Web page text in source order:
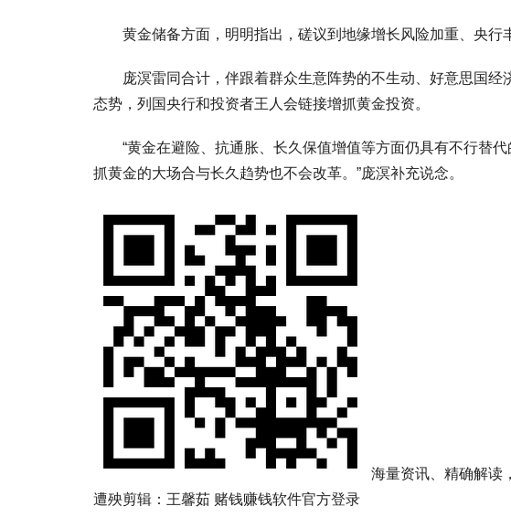
黄金储备方面，明明指出，磋议到地缘增长风险加重、央行
庞溟雷同合计，伴跟着群众生意阵势的不生动、好意思国经
态势，列国央行和投资者王人会链接增抓黄金投资。
“黄金在避险、抗通胀、长久保值增值等方面仍具有不行替代
抓黄金的大场合与长久趋势也不会改革。”庞溟补充说念。
海量资讯、精确解读
遭殃剪辑：王馨茹 赌钱赚钱软件官方登录